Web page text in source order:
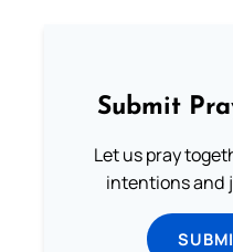
Submit
Let us pray
intentions and